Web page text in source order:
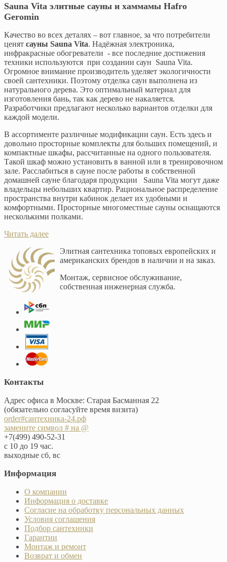
Sauna Vita элитные сауны и хаммамы Hafro
Geromin
Качество во всех деталях – вот главное, за что потребители
ценят сауны Sauna Vita. Надёжная электроника,
инфракрасные обогреватели - все последние достижения
техники используются при создании саун Sauna Vita.
Огромное внимание производитель уделяет экологичности
своей сантехники. Поэтому отделка саун выполнена из
натурального дерева. Это оптимальный материал для
изготовления бань, так как дерево не накаляется.
Разработчики предлагают несколько вариантов отделки для
каждой модели.
В ассортименте различные модификации саун. Есть здесь и
довольно просторные комплекты для больших помещений, и
компактные шкафы, рассчитанные на одного пользователя.
Такой шкаф можно установить в ванной или в тренировочном
зале. Расслабиться в сауне после работы в собственной
домашней сауне благодаря продукции Sauna Vita могут даже
владельцы небольших квартир. Рациональное распределение
пространства внутри кабинок делает их удобными и
комфортными. Просторные многоместные сауны оснащаются
несколькими полками.
Читать далее
Элитная сантехника топовых европейских и
американских брендов в наличии и на заказ.
Монтаж, сервисное обслуживание,
собственная инженерная служба.
Контакты
Адрес офиса в Москве: Старая Басманная 22
(обязательно согласуйте время визита)
order#сантехника-24.рф
замените символ # на @
+7(499) 490-52-31
с 10 до 19 час.
выходные сб, вс
Информация
О компании
Информация о доставке
Согласие на обработку персональных данных
Условия соглашения
Подбор сантехники
Гарантии
Монтаж и ремонт
Возврат и обмен